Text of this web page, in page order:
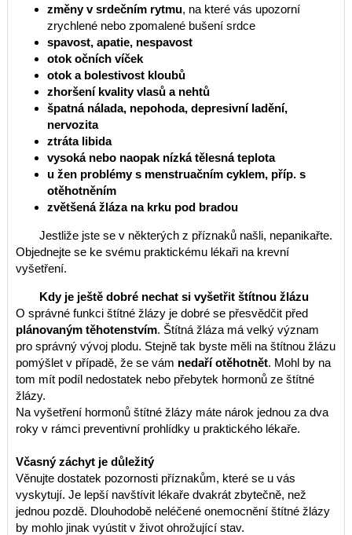
změny v srdečním rytmu, na které vás upozorní
zrychlené nebo zpomalené bušení srdce
spavost, apatie, nespavost
otok očních víček
otok a bolestivost kloubů
zhoršení kvality vlasů a nehtů
špatná nálada, nepohoda, depresivní ladění,
nervozita
ztráta libida
vysoká nebo naopak nízká tělesná teplota
u žen problémy s menstruačním cyklem, příp. s
otěhotněním
zvětšená žláza na krku pod bradou
Jestliže jste se v některých z příznaků našli, nepanikařte.
Objednejte se ke svému praktickému lékaři na krevní
vyšetření.
Kdy je ještě dobré nechat si vyšetřit štítnou žlázu
O správné funkci štítné žlázy je dobré se přesvědčit před
plánovaným těhotenstvím. Štítná žláza má velký význam
pro správný vývoj plodu. Stejně tak byste měli na štítnou žlázu
pomýšlet v případě, že se vám nedaří otěhotnět. Mohl by na
tom mít podíl nedostatek nebo přebytek hormonů ze štítné
žlázy.
Na vyšetření hormonů štítné žlázy máte nárok jednou za dva
roky v rámci preventivní prohlídky u praktického lékaře.
Včasný záchyt je důležitý
Věnujte dostatek pozornosti příznakům, které se u vás
vyskytují. Je lepší navštívit lékaře dvakrát zbytečně, než
jednou pozdě. Dlouhodobě neléčené onemocnění štítné žlázy
by mohlo jinak vyústit v život ohrožující stav.